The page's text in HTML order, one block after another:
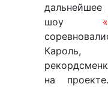
шоу
Кароль,
на